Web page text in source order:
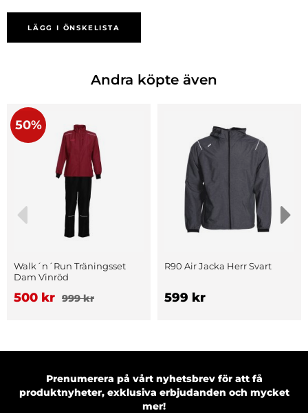
LÄGG I ÖNSKELISTA
Andra köpte även
50%
Walk´n´Run Träningsset
Dam Vinröd
500 kr 999 kr
R90 Air Jacka Herr Svart
599 kr
Prenumerera på vårt nyhetsbrev för att få
produktnyheter, exklusiva erbjudanden och mycket
mer!